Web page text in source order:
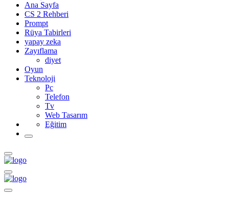
Ana Sayfa
CS 2 Rehberi
Prompt
Rüya Tabirleri
yapay zeka
Zayıflama
diyet
Oyun
Teknoloji
Pc
Telefon
Tv
Web Tasarım
Eğitim